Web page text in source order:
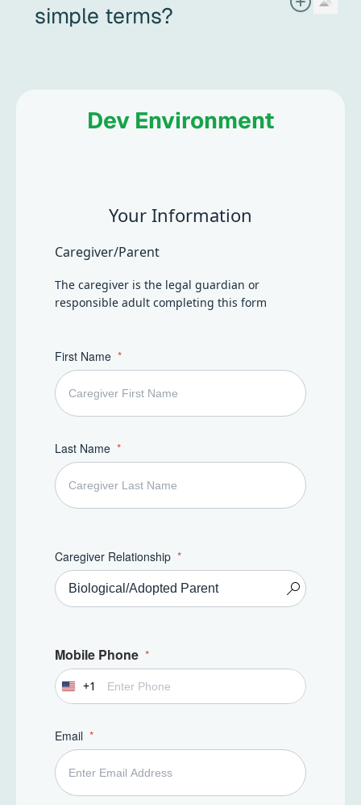
simple terms?
everyday life, in ways that feel respectful, encouraging,
and supportive.Dev Environment
Your Information
Caregiver/Parent
The caregiver is the legal guardian or
responsible adult completing this form
First Name
Last Name
Caregiver Relationship
Mobile Phone
U
n
t
e
t
+1
Email